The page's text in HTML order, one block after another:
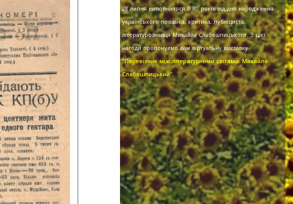
28 липня виповнилося б 80 років від дня народження
українського прозаїка, критика, публіциста,
літературознавця Михайла Слабошпицького. З цієї
нагоди пропонуємо вам віртуальну виставку
"Перевізник між літературними світами: Михайло
Слабошпицький".